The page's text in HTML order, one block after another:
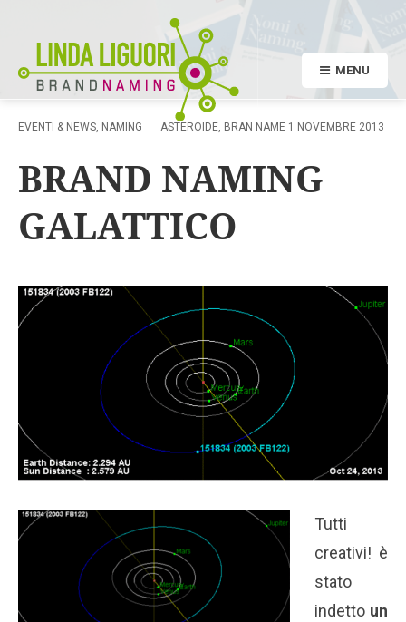
MENU
EVENTI & NEWS, NAMING ASTEROIDE, BRAN NAME 1 NOVEMBRE 2013
BRAND NAMING
GALATTICO
Tutti
creativi! è
stato
indetto un